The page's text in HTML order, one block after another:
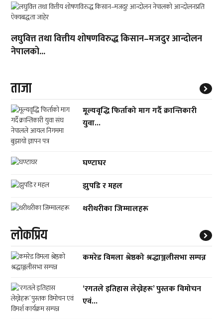
लघुवित्त तथा वित्तीय शोषणविरुद्ध किसान–मजदुर आन्दोलन
नेपालको...
ताजा
मूल्यवृद्धि फिर्ताको माग गर्दै क्रान्तिकारी
युवा...
घण्टाघर
झुपडि र महल
थरीथरीका जिम्मालहरू
लाेकप्रिय
कमरेड विमला श्रेष्ठको श्रद्धाञ्जलीसभा सम्पन्न
‘रगतले इतिहास लेख्नेहरू’ पुस्तक विमोचन
एवं...